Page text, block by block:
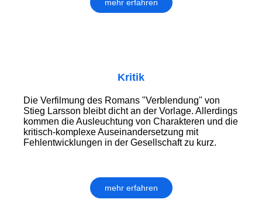
mehr erfahren
Kritik
Die Verfilmung des Romans "Verblendung" von
Stieg Larsson bleibt dicht an der Vorlage. Allerdings
kommen die Ausleuchtung von Charakteren und die
kritisch-komplexe Auseinandersetzung mit
Fehlentwicklungen in der Gesellschaft zu kurz.
mehr erfahren